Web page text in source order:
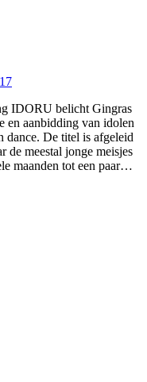
IDORU belicht Gingras
en aanbidding van idolen
dance. De titel is afgeleid
de meestal jonge meisjes
maanden tot een paar…